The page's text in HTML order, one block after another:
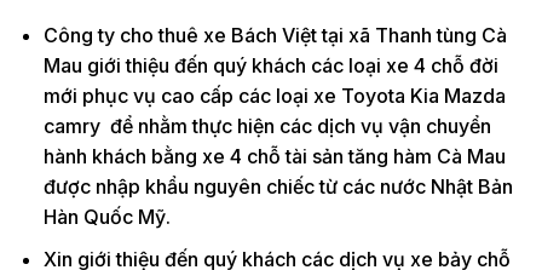
Công ty cho thuê xe Bách Việt tại xã Thanh tùng Cà
Mau giới thiệu đến quý khách các loại xe 4 chỗ đời
mới phục vụ cao cấp các loại xe Toyota Kia Mazda
camry để nhằm thực hiện các dịch vụ vận chuyển
hành khách bằng xe 4 chỗ tài sản tăng hàm Cà Mau
được nhập khẩu nguyên chiếc từ các nước Nhật Bản
Hàn Quốc Mỹ.
Xin giới thiệu đến quý khách các dịch vụ xe bảy chỗ